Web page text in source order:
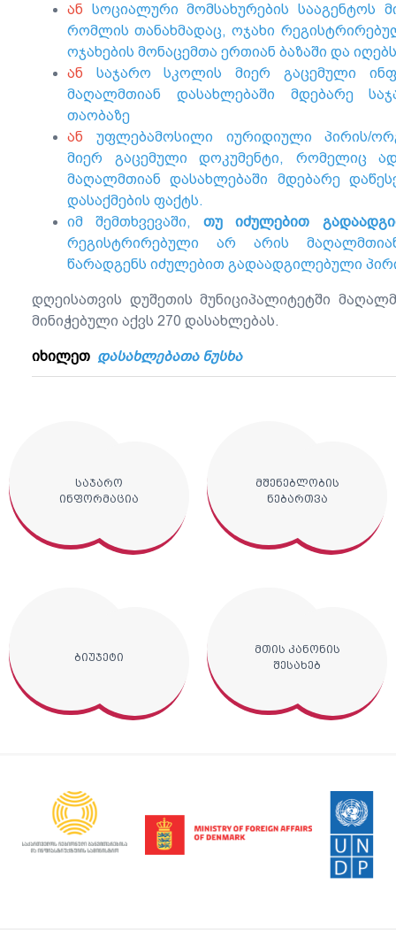
ან სოციალური მომსახურების სააგენტოს
რომლის თანახმადაც, ოჯახი
ოჯახების მონაცემთა ერთიან ბაზაში და
ან საჯარო სკოლის მიერ გაცემული
მაღალმთიან დასახლებაში მდებარე
თაობაზე
ან უფლებამოსილი იურიდიული პირის/
მიერ გაცემული დოკუმენტი, რომელიც
მაღალმთიან დასახლებაში მდებარე
დასაქმების ფაქტს.
იმ შემთხვევაში,თუ იძულებით
რეგისტრირებული არ არის
წარადგენს იძულებით გადაადგილებული
დღეისათვის დუშეთის მუნიციპალიტეტში
მინიჭებული აქვს 270 დასახლებას.
იხილეთ დასახლებათა ნუსხა
საჯარო
ინფორმაცია
მშენებლობის
ნებართვა
ბიუჯეტი
მთის კანონის
შესახებ